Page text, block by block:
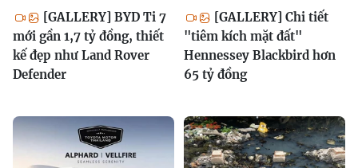
[GALLERY] BYD Ti 7
mới gần 1,7 tỷ đồng, thiết
kế đẹp như Land Rover
Defender
[GALLERY] Chi tiết
"tiêm kích mặt đất"
Hennessey Blackbird hơn
65 tỷ đồng